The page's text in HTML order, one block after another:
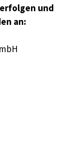
und
an: